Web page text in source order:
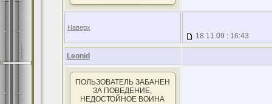
Наверх
18.11.09 : 16:43
Leonid
ПОЛЬЗОВАТЕЛЬ ЗАБАНЕН
ЗА ПОВЕДЕНИЕ,
НЕДОСТОЙНОЕ ВОИНА